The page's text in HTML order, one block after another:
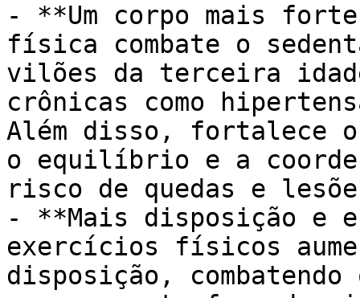
- **Um corpo mais
física combate o
vilões da terceira
crônicas como
Além disso, fortalece
o equilíbrio e a
risco de quedas e
- **Mais disposição e
exercícios físicos
disposição,